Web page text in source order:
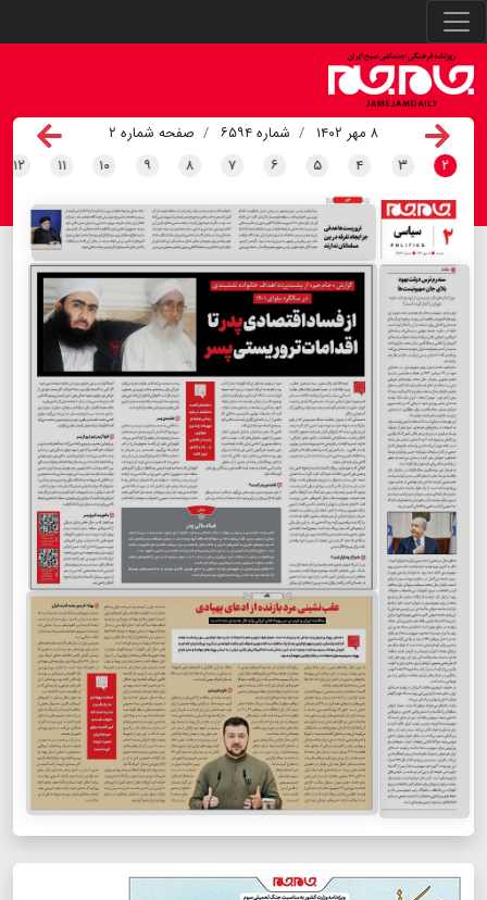
۸ مهر ۱۴۰۲ شماره ۶۵۹۴
صفحه شماره ۲
۲ ۳ ۴ ۵ ۶ ۷ ۸ ۹ ۱۰ ۱۱ ۱۲